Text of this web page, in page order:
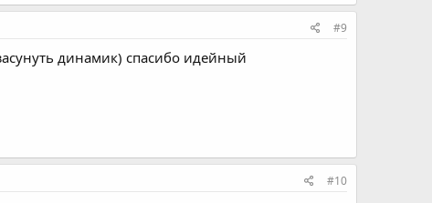
#9
динамик) спасибо идейный
#10